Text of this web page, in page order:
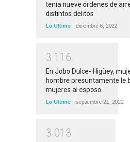
tenía nueve órdenes de
distintos delitos
Lo Ultimo diciembre 6, 2022
3 1 1 6
En Jobo Dulce- Higüey,
hombre presuntamente le
mujeres al esposo
Lo Ultimo septiembre 21, 2022
3 01 3